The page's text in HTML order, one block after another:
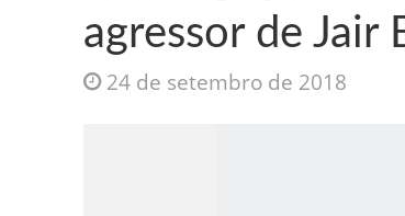
agressor de Jair
24 de setembro de 2018